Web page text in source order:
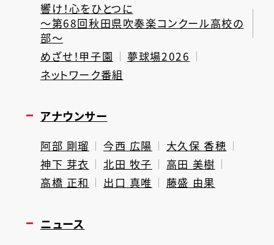
響け！心をひとつに
～第68回秋田県吹奏楽コンクール高校の
部～
めざせ！甲子園
夢球場2026
ネットワーク番組
アナウンサー
阿部 剛瑠 今西 広陽
大久保 香穂
神下 芽衣
北田 牧子
高田 美樹
高橋 正和
出口 真唯 藤盛 由果
ニュース